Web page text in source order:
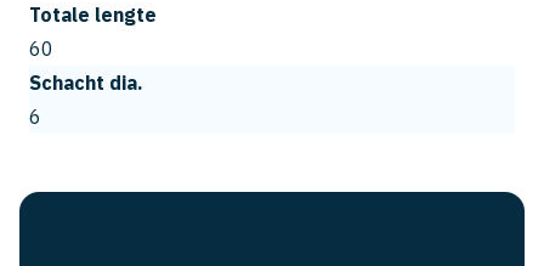
Totale lengte
60
Schacht dia.
6